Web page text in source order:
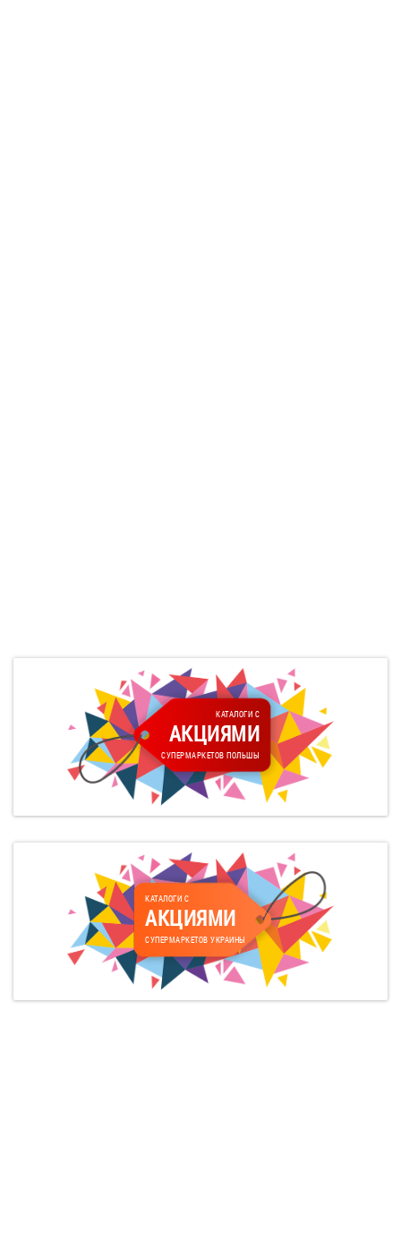
КАТАЛОГИ С
АКЦИЯМИ
СУПЕРМАРКЕТОВ ПОЛЬШЫ
КАТАЛОГИ С
АКЦИЯМИ
СУПЕРМАРКЕТОВ УКРАИНЫ